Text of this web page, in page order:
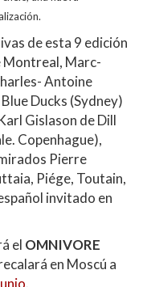
de esta 9 edición
Montreal, Marc-
Antoine
Ducks (Sydney)
Gislason de Dill
Copenhague),
Pierre
Piége, Toutain,
invitado en
el OMNIVORE
en Moscú a
.